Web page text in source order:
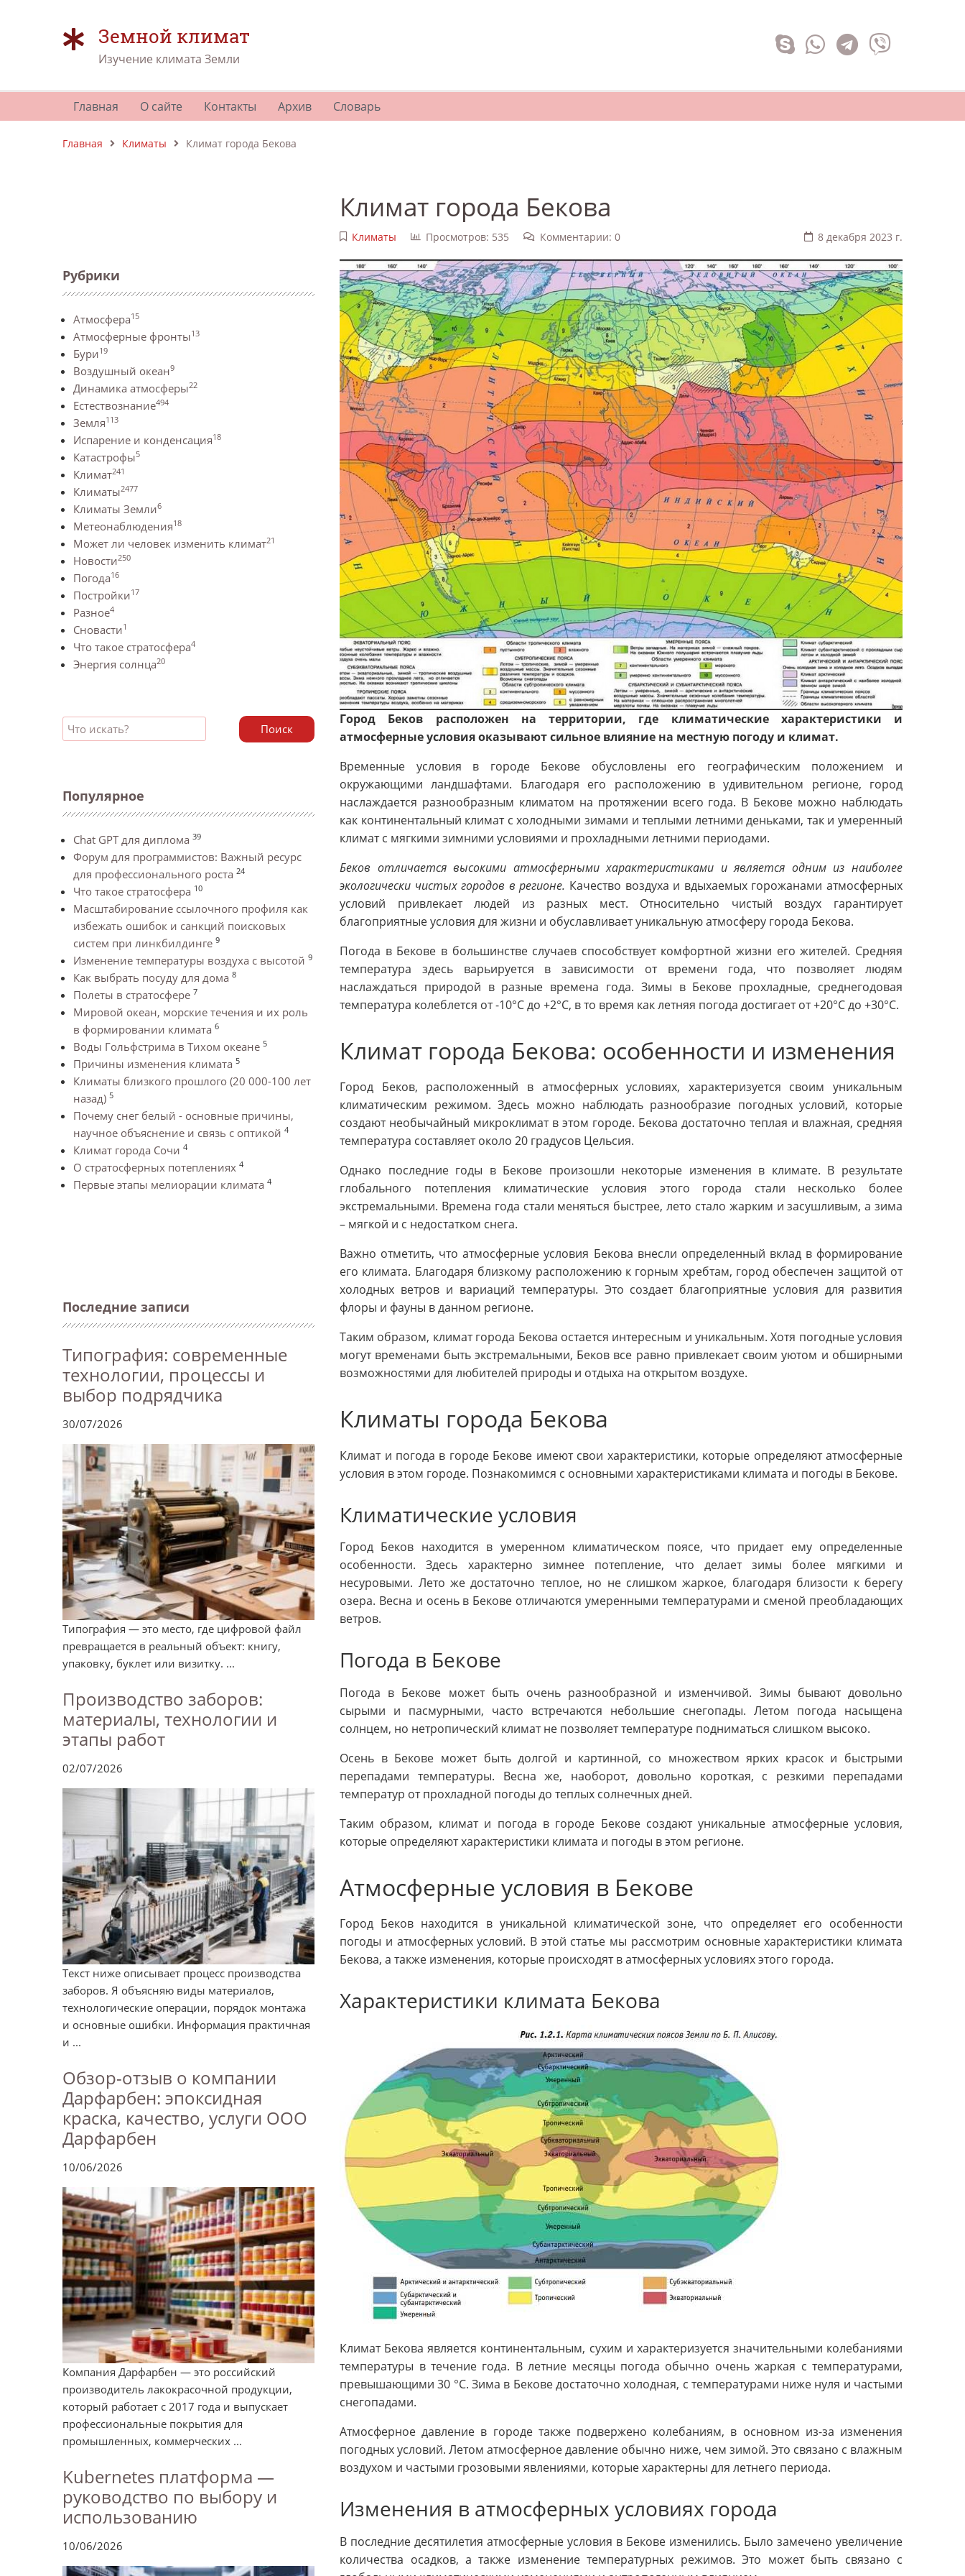
Земной климат
Изучение климата Земли
Главная О сайте Контакты Архив Словарь
Главная Климаты Климат города Бекова
Рубрики
Атмосфера15
Атмосферные фронты13
Бури19
Воздушный океан9
Динамика атмосферы22
Естествознание494
Земля113
Испарение и конденсация18
Катастрофы5
Климат241
Климаты2477
Климаты Земли6
Метеонаблюдения18
Может ли человек изменить климат21
Новости250
Погода16
Постройки17
Разное4
Сновасти1
Что такое стратосфера4
Энергия солнца20
Поиск
Популярное
Chat GPT для диплома 39
Форум для программистов: Важный ресурс
для профессионального роста 24
Что такое стратосфера 10
Масштабирование ссылочного профиля как
избежать ошибок и санкций поисковых
систем при линкбилдинге 9
Изменение температуры воздуха с высотой 9
Как выбрать посуду для дома 8
Полеты в стратосфере 7
Мировой океан, морские течения и их роль
в формировании климата 6
Воды Гольфстрима в Тихом океане 5
Причины изменения климата 5
Климаты близкого прошлого (20 000-100 лет
назад) 5
Почему снег белый - основные причины,
научное объяснение и связь с оптикой 4
Климат города Сочи 4
О стратосферных потеплениях 4
Первые этапы мелиорации климата 4
Последние записи
Типография: современные
технологии, процессы и
выбор подрядчика
30/07/2026
Типография — это место, где цифровой файл
превращается в реальный объект: книгу,
упаковку, буклет или визитку. ...
Производство заборов:
материалы, технологии и
этапы работ
02/07/2026
Текст ниже описывает процесс производства
заборов. Я объясняю виды материалов,
технологические операции, порядок монтажа
и основные ошибки. Информация практичная
и ...
Обзор-отзыв о компании
Дарфарбен: эпоксидная
краска, качество, услуги ООО
Дарфарбен
10/06/2026
Компания Дарфарбен — это российский
производитель лакокрасочной продукции,
который работает с 2017 года и выпускает
профессиональные покрытия для
промышленных, коммерческих ...
Kubernetes платформа —
руководство по выбору и
использованию
10/06/2026
Климат города Бекова
Климаты Просмотров: 535 Комментарии: 0 8 декабря 2023 г.
Город Беков расположен на территории, где климатические характеристики и
атмосферные условия оказывают сильное влияние на местную погоду и климат.
Временные условия в городе Бекове обусловлены его географическим положением и
окружающими ландшафтами. Благодаря его расположению в удивительном регионе, город
наслаждается разнообразным климатом на протяжении всего года. В Бекове можно наблюдать
как континентальный климат с холодными зимами и теплыми летними деньками, так и умеренный
климат с мягкими зимними условиями и прохладными летними периодами.
Беков отличается высокими атмосферными характеристиками и является одним из наиболее
экологически чистых городов в регионе. Качество воздуха и вдыхаемых горожанами атмосферных
условий привлекает людей из разных мест. Относительно чистый воздух гарантирует
благоприятные условия для жизни и обуславливает уникальную атмосферу города Бекова.
Погода в Бекове в большинстве случаев способствует комфортной жизни его жителей. Средняя
температура здесь варьируется в зависимости от времени года, что позволяет людям
наслаждаться природой в разные времена года. Зимы в Бекове прохладные, среднегодовая
температура колеблется от -10°C до +2°C, в то время как летняя погода достигает от +20°C до +30°C.
Климат города Бекова: особенности и изменения
Город Беков, расположенный в атмосферных условиях, характеризуется своим уникальным
климатическим режимом. Здесь можно наблюдать разнообразие погодных условий, которые
создают необычайный микроклимат в этом городе. Бекова достаточно теплая и влажная, средняя
температура составляет около 20 градусов Цельсия.
Однако последние годы в Бекове произошли некоторые изменения в климате. В результате
глобального потепления климатические условия этого города стали несколько более
экстремальными. Времена года стали меняться быстрее, лето стало жарким и засушливым, а зима
– мягкой и с недостатком снега.
Важно отметить, что атмосферные условия Бекова внесли определенный вклад в формирование
его климата. Благодаря близкому расположению к горным хребтам, город обеспечен защитой от
холодных ветров и вариаций температуры. Это создает благоприятные условия для развития
флоры и фауны в данном регионе.
Таким образом, климат города Бекова остается интересным и уникальным. Хотя погодные условия
могут временами быть экстремальными, Беков все равно привлекает своим уютом и обширными
возможностями для любителей природы и отдыха на открытом воздухе.
Климаты города Бекова
Климат и погода в городе Бекове имеют свои характеристики, которые определяют атмосферные
условия в этом городе. Познакомимся с основными характеристиками климата и погоды в Бекове.
Климатические условия
Город Беков находится в умеренном климатическом поясе, что придает ему определенные
особенности. Здесь характерно зимнее потепление, что делает зимы более мягкими и
несуровыми. Лето же достаточно теплое, но не слишком жаркое, благодаря близости к берегу
озера. Весна и осень в Бекове отличаются умеренными температурами и сменой преобладающих
ветров.
Погода в Бекове
Погода в Бекове может быть очень разнообразной и изменчивой. Зимы бывают довольно
сырыми и пасмурными, часто встречаются небольшие снегопады. Летом погода насыщена
солнцем, но нетропический климат не позволяет температуре подниматься слишком высоко.
Осень в Бекове может быть долгой и картинной, со множеством ярких красок и быстрыми
перепадами температуры. Весна же, наоборот, довольно короткая, с резкими перепадами
температур от прохладной погоды до теплых солнечных дней.
Таким образом, климат и погода в городе Бекове создают уникальные атмосферные условия,
которые определяют характеристики климата и погоды в этом регионе.
Атмосферные условия в Бекове
Город Беков находится в уникальной климатической зоне, что определяет его особенности
погоды и атмосферных условий. В этой статье мы рассмотрим основные характеристики климата
Бекова, а также изменения, которые происходят в атмосферных условиях этого города.
Характеристики климата Бекова
Климат Бекова является континентальным, сухим и характеризуется значительными колебаниями
температуры в течение года. В летние месяцы погода обычно очень жаркая с температурами,
превышающими 30 °C. Зима в Бекове достаточно холодная, с температурами ниже нуля и частыми
снегопадами.
Атмосферное давление в городе также подвержено колебаниям, в основном из-за изменения
погодных условий. Летом атмосферное давление обычно ниже, чем зимой. Это связано с влажным
воздухом и частыми грозовыми явлениями, которые характерны для летнего периода.
Изменения в атмосферных условиях города
В последние десятилетия атмосферные условия в Бекове изменились. Было замечено увеличение
количества осадков, а также изменение температурных режимов. Это может быть связано с